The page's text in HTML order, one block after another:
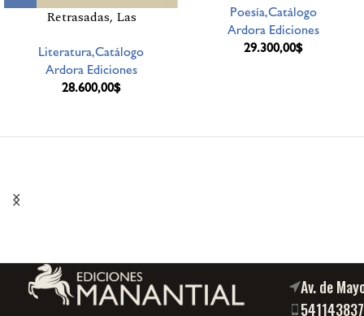
Retrasadas, Las
Literatura,Catálogo
Ardora Ediciones
28.600,00$
Poesía,Catálogo
Ardora Ediciones
29.300,00$
Av. de